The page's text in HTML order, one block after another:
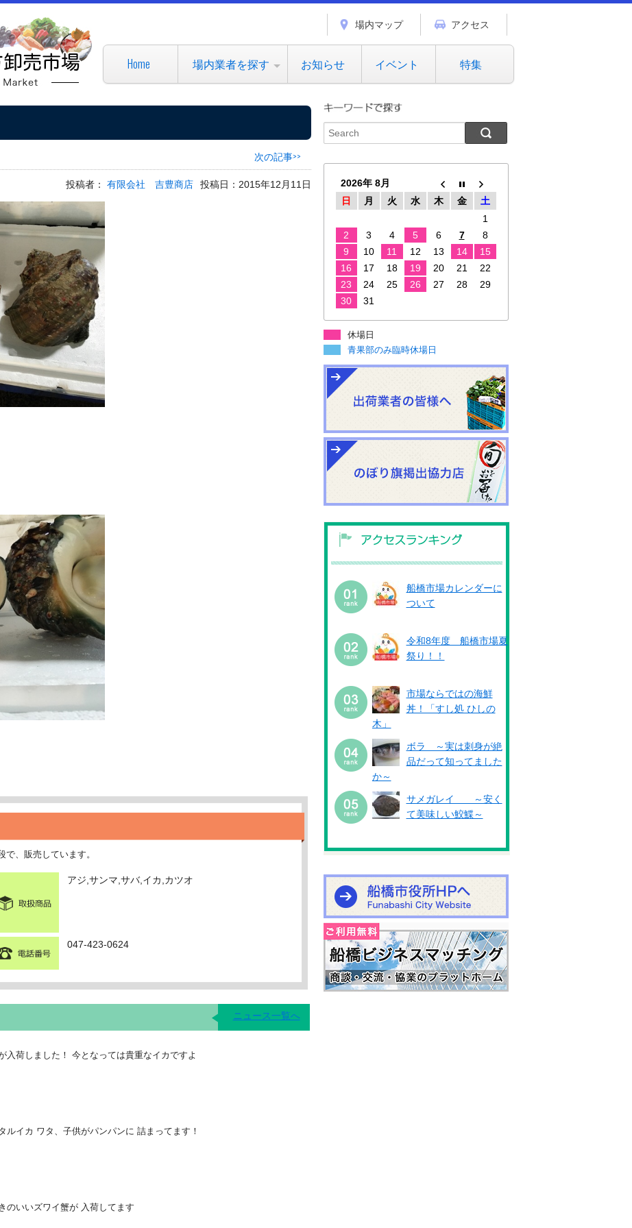
場内マップ アクセス
Home 場内業者を探す お知らせ イベント 特集
次の記事>>
投稿者： 有限会社 吉豊商店 投稿日：2015年12月11日
、販売しています。
アジ,サンマ,サバ,イカ,カツオ
047-423-0624
ニュース一覧へ
入荷しました！ 今となっては貴重なイカですよ
ルイカ ワタ、子供がパンパンに 詰まってます！
のいいズワイ蟹が 入荷してます
2026年 8月
日
月 火 水 木 金
土
1
2
3 4 5 6 7
8
9
10 11 12 13 14
15
16
17 18 19 20 21
22
23
24 25 26 27 28
29
30
31
休場日
青果部のみ臨時休場日
船橋市場カレンダーに
ついて
令和8年度 船橋市場夏
祭り！！
市場ならではの海鮮
丼！「すし処 ひしの
木」
ボラ ～実は刺身が絶
品だって知ってました
か～
サメガレイ ～安く
て美味しい鮫鰈～